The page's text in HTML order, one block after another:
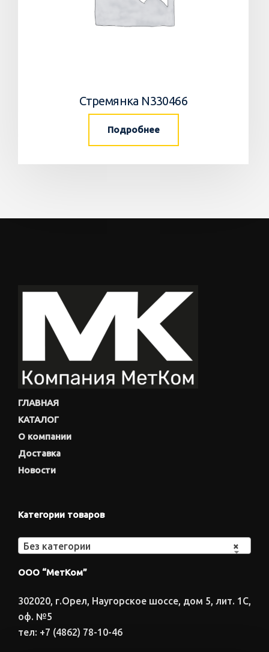
Стремянка N330466
Подробнее
ГЛАВНАЯ
КАТАЛОГ
О компании
Доставка
Новости
Категории товаров
×
Без категории
ООО “МетКом”
302020, г.Орел, Наугорское шоссе, дом 5, лит. 1С,
оф. №5
тел: +7 (4862) 78-10-46